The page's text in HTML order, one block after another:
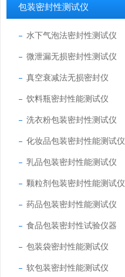
包装密封性测试仪
水下气泡法密封性测试仪
微泄漏无损密封性测试仪
真空衰减法无损密封仪
饮料瓶密封性能测试仪
洗衣粉包装密封性测试仪
化妆品包装密封性能测试仪
乳品包装密封性能测试仪
颗粒剂包装密封性能测试仪
药品包装密封性能测试仪
食品包装密封性试验仪器
包装袋密封性能测试仪
软包装密封性能测试仪